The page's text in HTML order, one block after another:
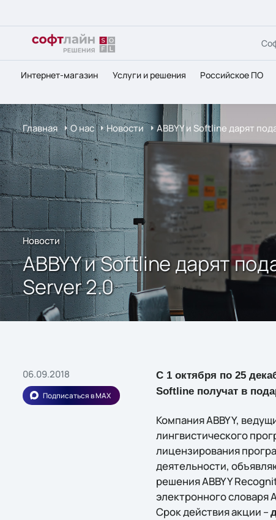
Интернет-магазин Услуги и решения Российское ПО
Главная О нас Новости ABBYY и Softline дарят
Новости
ABBYY и Softline дарят
Server 2.0
06.09.2018
Подписаться в MAX
C 1 октября по 25
Softline получат в
Компания ABBYY,
лингвистического
лицензирования
деятельности,
решения ABBYY
электронного словаря
Срок действия акции –